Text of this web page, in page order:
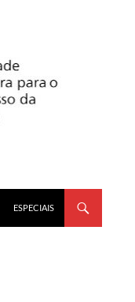
ESPECIAIS